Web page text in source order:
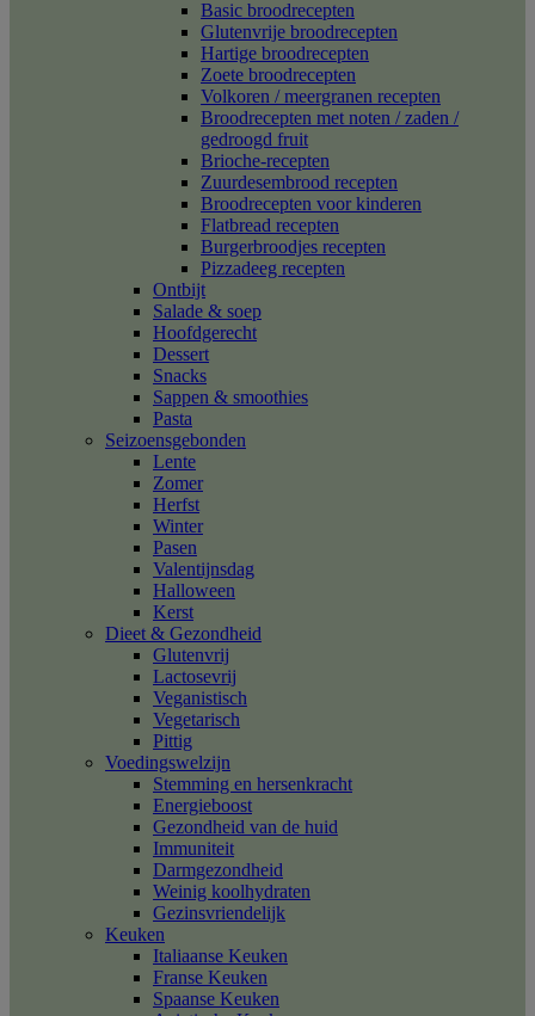
Basic broodrecepten
Glutenvrije broodrecepten
Hartige broodrecepten
Zoete broodrecepten
Volkoren / meergranen recepten
Broodrecepten met noten / zaden /
gedroogd fruit
Brioche-recepten
Zuurdesembrood recepten
Broodrecepten voor kinderen
Flatbread recepten
Burgerbroodjes recepten
Pizzadeeg recepten
Ontbijt
Salade & soep
Hoofdgerecht
Dessert
Snacks
Sappen & smoothies
Pasta
Seizoensgebonden
Lente
Zomer
Herfst
Winter
Pasen
Valentijnsdag
Halloween
Kerst
Dieet & Gezondheid
Glutenvrij
Lactosevrij
Veganistisch
Vegetarisch
Pittig
Voedingswelzijn
Stemming en hersenkracht
Energieboost
Gezondheid van de huid
Immuniteit
Darmgezondheid
Weinig koolhydraten
Gezinsvriendelijk
Keuken
Italiaanse Keuken
Franse Keuken
Spaanse Keuken